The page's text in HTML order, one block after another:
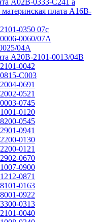
A02B-0333-C241 a
плата A16B-
0350 07c
0060/07A
04A
A20B-2101-0013/04B
0042
C003
0691
0521
0745
0120
0545
0941
0130
0121
0670
0900
0871
0163
0922
0313
0040